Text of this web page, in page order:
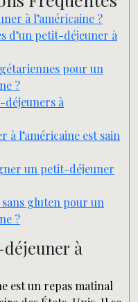
à l’américaine ?
d’un petit-déjeuner à
pour un
?
à
à l’américaine est sain
un petit-déjeuner
gluten pour un
?
déjeuner à
est un repas matinal